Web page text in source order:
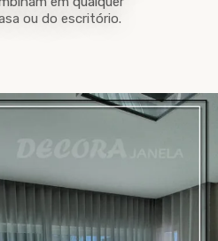
ou do escritório.